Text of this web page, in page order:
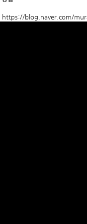
https://blog.naver.com/